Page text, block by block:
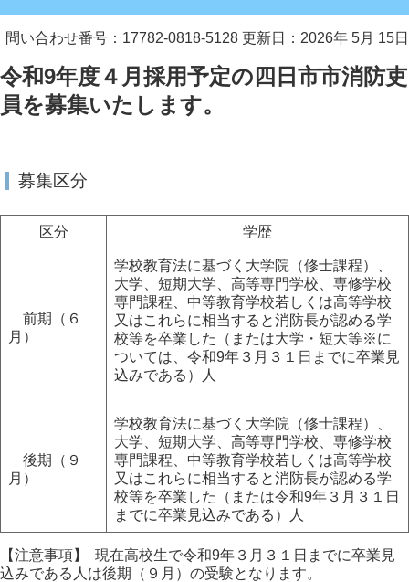
問い合わせ番号：17782-0818-5128 更新日：2026年 5月 15日
令和9年度４月採用予定の四日市市消防吏
員を募集いたします。
募集区分
区分 学歴
前期（６
月）
学校教育法に基づく大学院（修士課程）、
大学、短期大学、高等専門学校、専修学校
専門課程、中等教育学校若しくは高等学校
又はこれらに相当すると消防長が認める学
校等を卒業した（または大学・短大等※に
ついては、令和9年３月３１日までに卒業見
込みである）人
後期（９
月）
学校教育法に基づく大学院（修士課程）、
大学、短期大学、高等専門学校、専修学校
専門課程、中等教育学校若しくは高等学校
又はこれらに相当すると消防長が認める学
校等を卒業した（または令和9年３月３１日
までに卒業見込みである）人
【注意事項】 現在高校生で令和9年３月３１日までに卒業見
込みである人は後期（９月）の受験となります。